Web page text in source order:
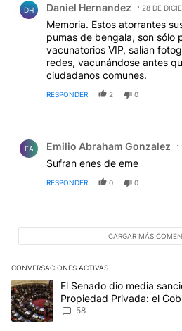
DH Daniel Hernandez 28 DE
Memoria. Estos atorrantes
pumas de bengala, son sólo
vacunatorios VIP, salían
redes, vacunándose antes
ciudadanos comunes.
RESPONDER 2 0
EA Emilio Abraham Gonzalez
Sufran enes de eme
RESPONDER 0 0
CARGAR MÁS
CONVERSACIONES ACTIVAS
Este listado muestra los artículos
Un artículo de tendencia con el
El Senado dio media
Propiedad Privada: el
Ley del Manejo del Fuego
58